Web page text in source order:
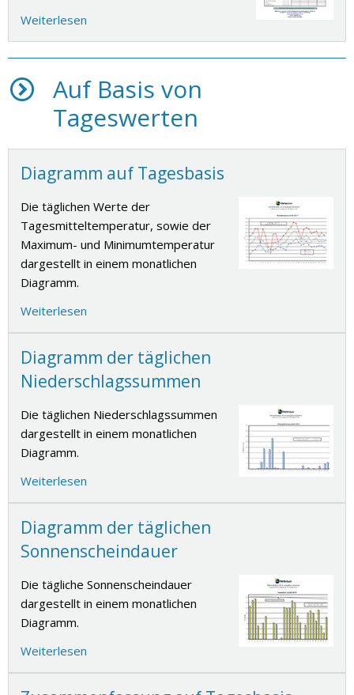
Weiterlesen
Auf Basis von
Tageswerten
Diagramm auf Tagesbasis
Die täglichen Werte der
Tagesmitteltemperatur, sowie der
Maximum- und Minimumtemperatur
dargestellt in einem monatlichen
Diagramm.
Weiterlesen
Diagramm der täglichen
Niederschlagssummen
Die täglichen Niederschlagssummen
dargestellt in einem monatlichen
Diagramm.
Weiterlesen
Diagramm der täglichen
Sonnenscheindauer
Die tägliche Sonnenscheindauer
dargestellt in einem monatlichen
Diagramm.
Weiterlesen